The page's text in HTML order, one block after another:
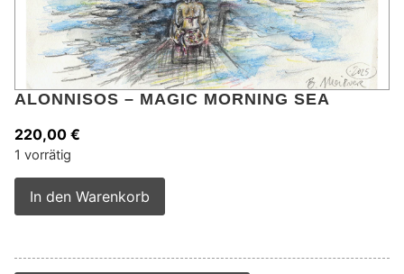
ALONNISOS – MAGIC MORNING SEA
220,00 €
1 vorrätig
In den Warenkorb